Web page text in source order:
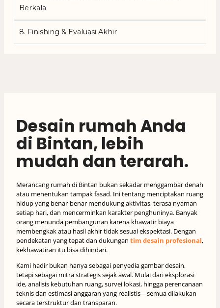
Berkala
8. Finishing & Evaluasi Akhir
Desain rumah Anda
di Bintan, lebih
mudah dan terarah.
Merancang rumah di Bintan bukan sekadar menggambar denah
atau menentukan tampak fasad. Ini tentang menciptakan ruang
hidup yang benar-benar mendukung aktivitas, terasa nyaman
setiap hari, dan mencerminkan karakter penghuninya. Banyak
orang menunda pembangunan karena khawatir biaya
membengkak atau hasil akhir tidak sesuai ekspektasi. Dengan
pendekatan yang tepat dan dukungan tim desain profesional,
kekhawatiran itu bisa dihindari.
Kami hadir bukan hanya sebagai penyedia gambar desain,
tetapi sebagai mitra strategis sejak awal. Mulai dari eksplorasi
ide, analisis kebutuhan ruang, survei lokasi, hingga perencanaan
teknis dan estimasi anggaran yang realistis—semua dilakukan
secara terstruktur dan transparan.